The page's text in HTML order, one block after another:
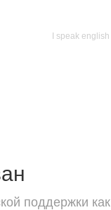
I speak english
поддержки как